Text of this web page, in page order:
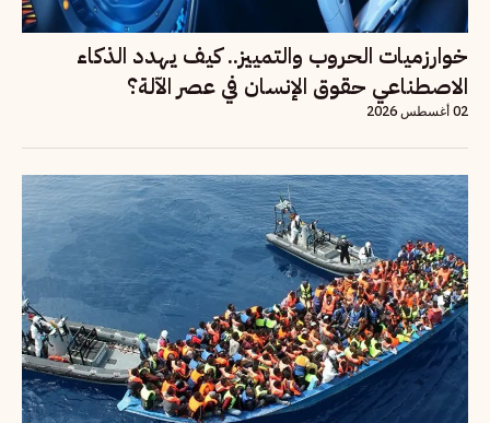
خوارزميات الحروب والتمييز.. كيف يهدد الذكاء
الاصطناعي حقوق الإنسان في عصر الآلة؟
02 أغسطس 2026